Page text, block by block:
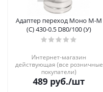
Адаптер переход Моно М-М
(С) 430-0.5 D80/100 (У)
Интернет-магазин
действующая (все розничные
покупатели)
489 руб./шт